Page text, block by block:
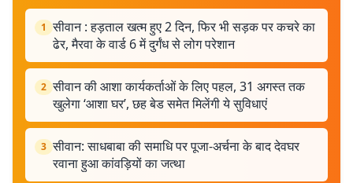
1 सीवान : हड़ताल खत्म हुए 2 दिन, फिर भी सड़क पर कचरे का
ढेर, मैरवा के वार्ड 6 में दुर्गंध से लोग परेशान
2 सीवान की आशा कार्यकर्ताओं के लिए पहल, 31 अगस्त तक
खुलेगा ‘आशा घर’, छह बेड समेत मिलेंगी ये सुविधाएं
3 सीवान: साधबाबा की समाधि पर पूजा-अर्चना के बाद देवघर
रवाना हुआ कांवड़ियों का जत्था